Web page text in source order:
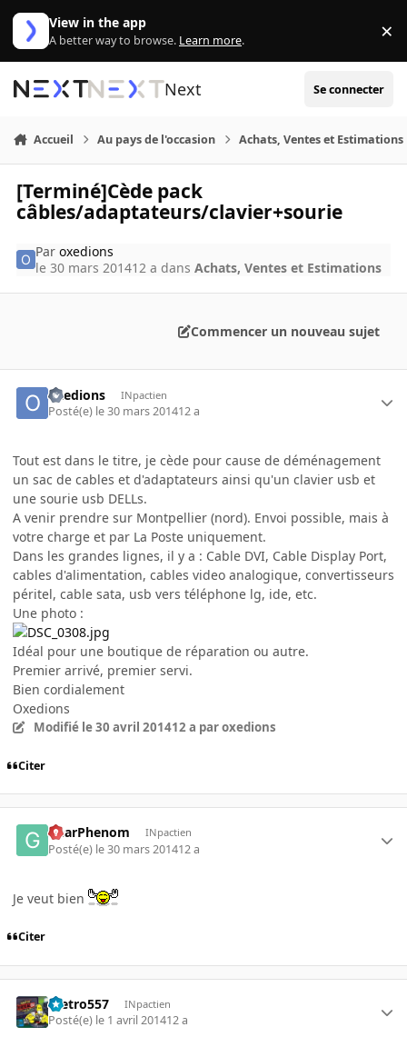
Aller au contenu
View in the app
A better way to browse. Learn more. ×
Next Se connecter
Accueil Au pays de l'occasion Achats, Ventes et Estimations
[Terminé]Cède pack
câbles/adaptateurs/clavier+sourie
Paroxedions
le 30 mars 201412 a dansAchats, Ventes et Estimations
Commencer un nouveau sujet
oxedions INpactien
Posté(e) le 30 mars 201412 a
Tout est dans le titre, je cède pour cause de déménagement
un sac de cables et d'adaptateurs ainsi qu'un clavier usb et
une sourie usb DELLs.
A venir prendre sur Montpellier (nord). Envoi possible, mais à
votre charge et par La Poste uniquement.
Dans les grandes lignes, il y a : Cable DVI, Cable Display Port,
cables d'alimentation, cables video analogique, convertisseurs
péritel, cable sata, usb vers téléphone lg, ide, etc.
Une photo :
Idéal pour une boutique de réparation ou autre.
Premier arrivé, premier servi.
Bien cordialement
Oxedions
Modifié le 30 avril 201412 a par oxedions
Citer
GearPhenom INpactien
Posté(e) le 30 mars 201412 a
Je veut bien
Citer
metro557 INpactien
Posté(e) le 1 avril 201412 a